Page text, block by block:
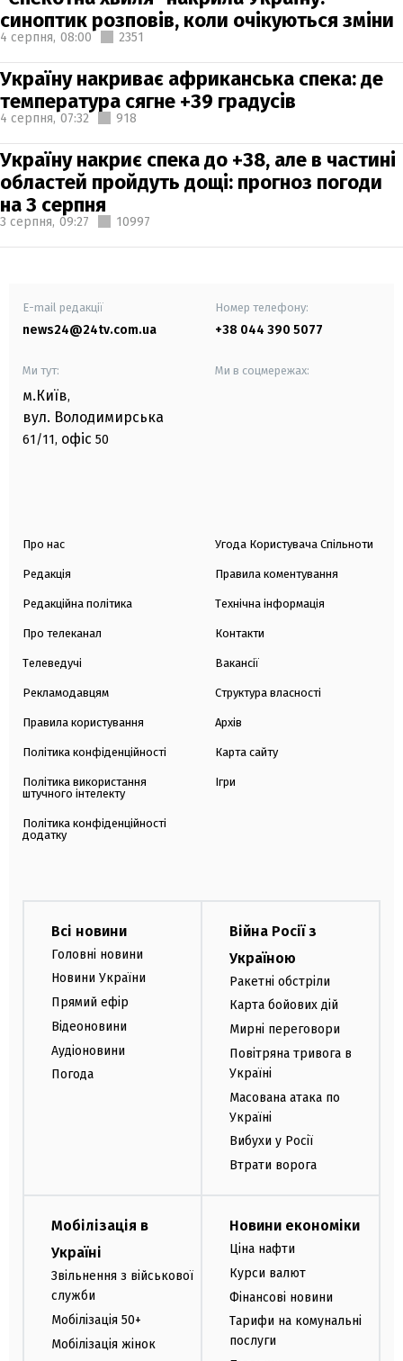
синоптик розповів, коли очікуються зміни
4 серпня, 08:00 2351
Україну накриває африканська спека: де
температура сягне +39 градусів
4 серпня, 07:32 918
Україну накриє спека до +38, але в частині
областей пройдуть дощі: прогноз погоди
на 3 серпня
3 серпня, 09:27 10997
E-mail редакції
news24@24tv.com.ua
Номер телефону:
+38 044 390 5077
Ми тут:
м.Київ,
вул. Володимирська
61/11, офіс 50
Ми в соцмережах:
Про нас
Редакція
Редакційна політика
Про телеканал
Телеведучі
Рекламодавцям
Правила користування
Політика конфіденційності
Політика використання
штучного інтелекту
Політика конфіденційності
додатку
Угода Користувача Спільноти
Правила коментування
Технічна інформація
Контакти
Вакансії
Структура власності
Архів
Карта сайту
Ігри
Всі новини
Головні новини
Новини України
Прямий ефір
Відеоновини
Аудіоновини
Погода
Війна Росії з
Україною
Ракетні обстріли
Карта бойових дій
Мирні переговори
Повітряна тривога в
Україні
Масована атака по
Україні
Вибухи у Росії
Втрати ворога
Мобілізація в
Україні
Звільнення з військової
служби
Мобілізація 50+
Мобілізація жінок
Новини економіки
Ціна нафти
Курси валют
Фінансові новини
Тарифи на комунальні
послуги